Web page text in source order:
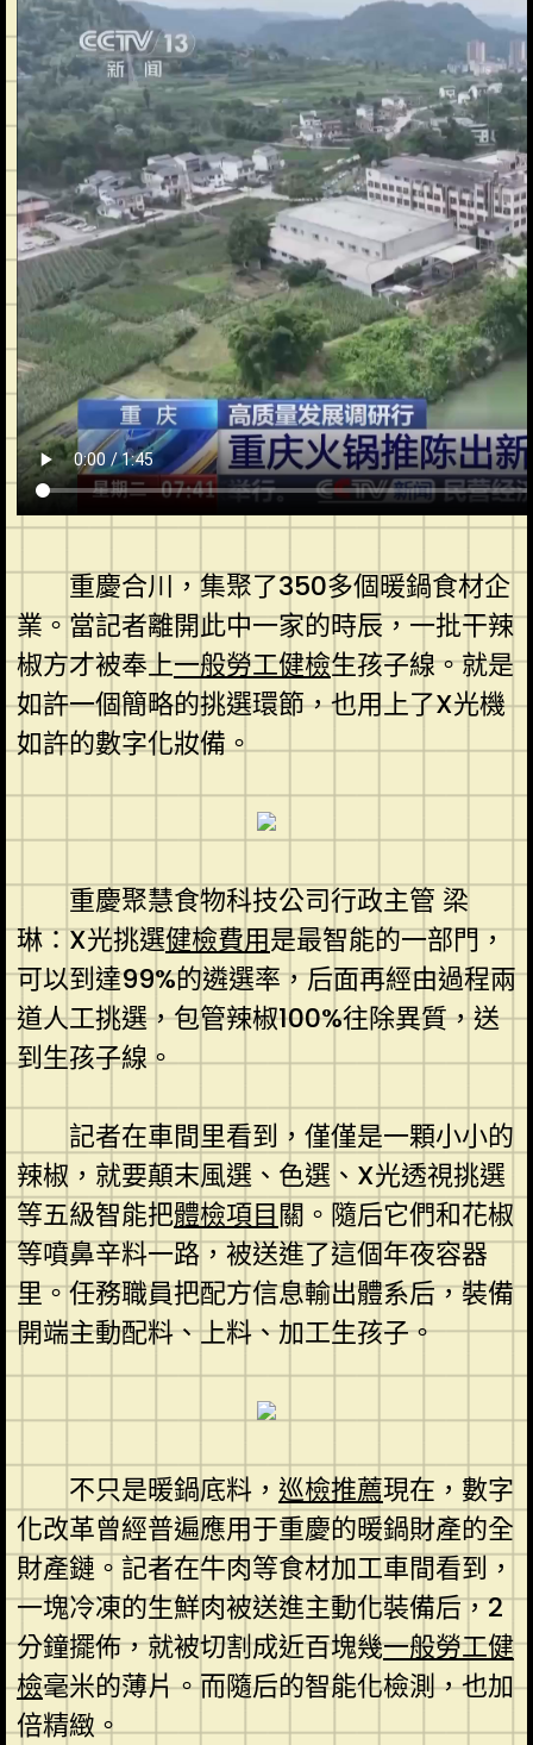
重慶合川，集聚了350多個暖鍋食材企
業。當記者離開此中一家的時辰，一批干辣
椒方才被奉上一般勞工健檢生孩子線。就是
如許一個簡略的挑選環節，也用上了X光機
如許的數字化妝備。
重慶聚慧食物科技公司行政主管 梁
琳：X光挑選健檢費用是最智能的一部門，
可以到達99%的遴選率，后面再經由過程兩
道人工挑選，包管辣椒100%往除異質，送
到生孩子線。
記者在車間里看到，僅僅是一顆小小的
辣椒，就要顛末風選、色選、X光透視挑選
等五級智能把體檢項目關。隨后它們和花椒
等噴鼻辛料一路，被送進了這個年夜容器
里。任務職員把配方信息輸出體系后，裝備
開端主動配料、上料、加工生孩子。
不只是暖鍋底料， 巡檢推薦現在，數字
化改革曾經普遍應用于重慶的暖鍋財產的全
財產鏈。記者在牛肉等食材加工車間看到，
一塊冷凍的生鮮肉被送進主動化裝備后，2
分鐘擺佈，就被切割成近百塊幾一般勞工健
檢毫米的薄片。而隨后的智能化檢測，也加
倍精緻。